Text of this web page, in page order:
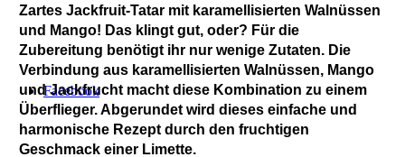
Facebook
Zartes Jackfruit-Tatar mit karamellisierten Walnüssen
und Mango! Das klingt gut, oder? Für die
Zubereitung benötigt ihr nur wenige Zutaten. Die
Verbindung aus karamellisierten Walnüssen, Mango
und Jackfrucht macht diese Kombination zu einem
Überflieger. Abgerundet wird dieses einfache und
harmonische Rezept durch den fruchtigen
Geschmack einer Limette.